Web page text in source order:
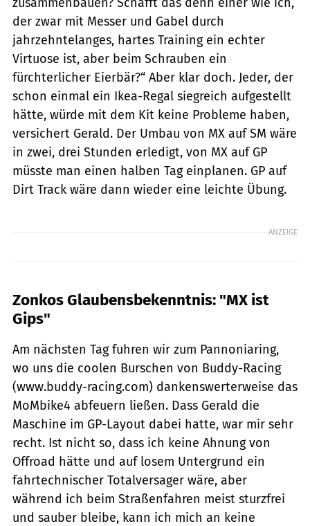
der zwar mit Messer und Gabel durch
jahrzehntelanges, hartes Training ein echter
Virtuose ist, aber beim Schrauben ein
fürchterlicher Eierbär?“ Aber klar doch. Jeder, der
schon einmal ein Ikea-Regal siegreich aufgestellt
hätte, würde mit dem Kit keine Probleme haben,
versichert Gerald. Der Umbau von MX auf SM wäre
in zwei, drei Stunden erledigt, von MX auf GP
müsste man einen halben Tag einplanen. GP auf
Dirt Track wäre dann wieder eine leichte Übung.
ANZEIGE
Zonkos Glaubensbekenntnis: "MX ist
Gips"
Am nächsten Tag fuhren wir zum Pannoniaring,
wo uns die coolen Burschen von Buddy-Racing
(www.buddy-racing.com) dankenswerterweise das
MoMbike4 abfeuern ließen. Dass Gerald die
Maschine im GP-Layout dabei hatte, war mir sehr
recht. Ist nicht so, dass ich keine Ahnung von
Offroad hätte und auf losem Untergrund ein
fahrtechnischer Totalversager wäre, aber
während ich beim Straßenfahren meist sturzfrei
und sauber bleibe, kann ich mich an keine